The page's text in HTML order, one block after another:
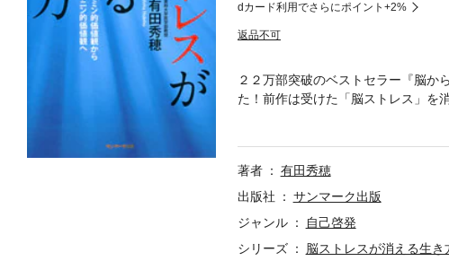
dカード利用でさらにポイント+2%
返品不可
２２万部突破のベストセラー『脳か
た！前作は受けた「脳ストレス」を
受けるストレスはますます増加して
も、社会の価値観と、私たちの脳の
ば私たちの脳の価値観を正しく切り
「幸福感」といった私たちの生活に
的価値観」から「セロトニン的価値
著者
有田秀穂
出版社
サンマーク出版
ジャンル
自己啓発
シリーズ
脳ストレスが消える生き